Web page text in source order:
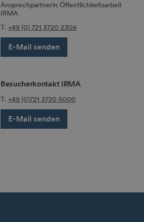
Ansprechpartnerin Öffentlichkeitsarbeit
IRMA
T. +49 (0) 721 3720 2306
E-Mail senden
Besucherkontakt IRMA
T. +49 (0)721 3720 5000
E-Mail senden